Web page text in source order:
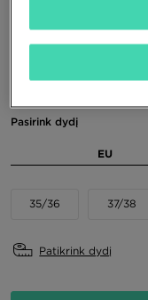
Pasirink dydį
EU
35/36 37/38
Patikrink dydį